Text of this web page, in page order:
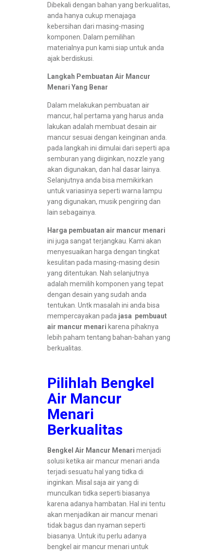
Dibekali dengan bahan yang berkualitas,
anda hanya cukup menajaga
kebersihan dari masing-masing
komponen. Dalam pemilihan
materialnya pun kami siap untuk anda
ajak berdiskusi.
Langkah Pembuatan Air Mancur
Menari Yang Benar
Dalam melakukan pembuatan air
mancur, hal pertama yang harus anda
lakukan adalah membuat desain air
mancur sesuai dengan keinginan anda.
pada langkah ini dimulai dari seperti apa
semburan yang diiginkan, nozzle yang
akan digunakan, dan hal dasar lainya.
Selanjutnya anda bisa memikirkan
untuk variasinya seperti warna lampu
yang digunakan, musik pengiring dan
lain sebagainya.
Harga pembuatan air mancur menari
ini juga sangat terjangkau. Kami akan
menyesuaikan harga dengan tingkat
kesulitan pada masing-masing desin
yang ditentukan. Nah selanjutnya
adalah memilih komponen yang tepat
dengan desain yang sudah anda
tentukan. Untk masalah ini anda bisa
mempercayakan pada jasa pembuaut
air mancur menari karena pihaknya
lebih paham tentang bahan-bahan yang
berkualitas.
Pilihlah Bengkel
Air Mancur
Menari
Berkualitas
Bengkel Air Mancur Menari menjadi
solusi ketika air mancur menari anda
terjadi sesuatu hal yang tidka di
inginkan. Misal saja air yang di
munculkan tidka seperti biasanya
karena adanya hambatan. Hal ini tentu
akan menjadikan air mancur menari
tidak bagus dan nyaman seperti
biasanya. Untuk itu perlu adanya
bengkel air mancur menari untuk